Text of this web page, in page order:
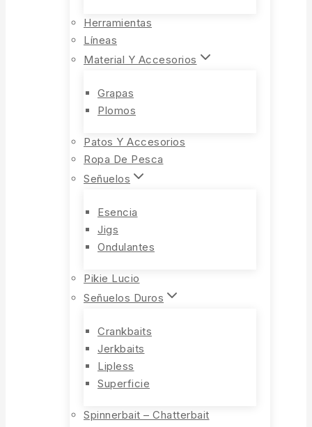
Herramientas
Líneas
Material Y Accesorios
Grapas
Plomos
Patos Y Accesorios
Ropa De Pesca
Señuelos
Esencia
Jigs
Ondulantes
Pikie Lucio
Señuelos Duros
Crankbaits
Jerkbaits
Lipless
Superficie
Spinnerbait – Chatterbait